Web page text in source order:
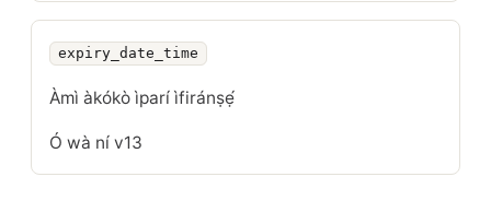
expiry_date_time
Àmì àkókò ìparí ìfiránṣẹ́
Ó wà ní v13